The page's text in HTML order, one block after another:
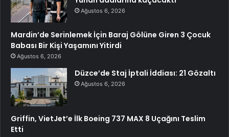
Ağustos 6, 2026
Mardin’de Serinlemek İçin Baraj Gölüne Giren 3 Çocuk
Babası Bir Kişi Yaşamını Yitirdi
Ağustos 6, 2026
Düzce’de Staj İptali İddiası: 21 Gözaltı
Ağustos 6, 2026
Griffin, VietJet’e İlk Boeing 737 MAX 8 Uçağını Teslim
Etti